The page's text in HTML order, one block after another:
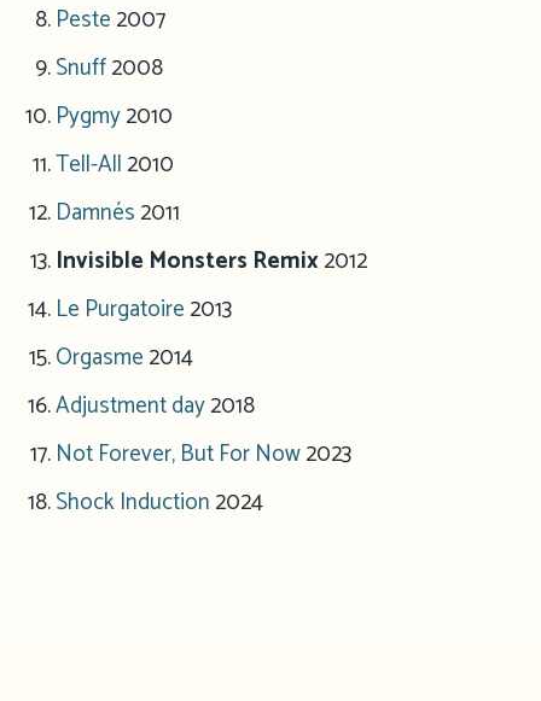
Peste2007
Snuff2008
Pygmy2010
Tell-All2010
Damnés2011
Invisible Monsters Remix2012
Le Purgatoire2013
Orgasme2014
Adjustment day2018
Not Forever, But For Now2023
Shock Induction2024